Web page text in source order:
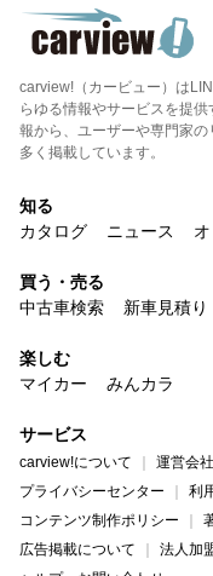
carview!（カービュー）は
らゆる情報やサービスを提
報から、ユーザーや専門家
多く掲載しています。
知る
カタログ
ニュース
買う・売る
中古車検索
新車見積り
楽しむ
マイカー
みんカラ
サービス
carview!について 運営会社
プライバシーセンター
利
コンテンツ制作ポリシー
広告掲載について
法人加